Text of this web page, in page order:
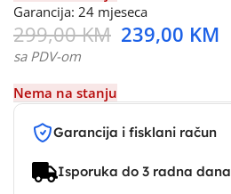
Garancija: 24 mjeseca
299,00KM 239,00 KM
sa PDV-om
Nema na stanju
Garancija i fisklani račun
Isporuka do 3 radna dana